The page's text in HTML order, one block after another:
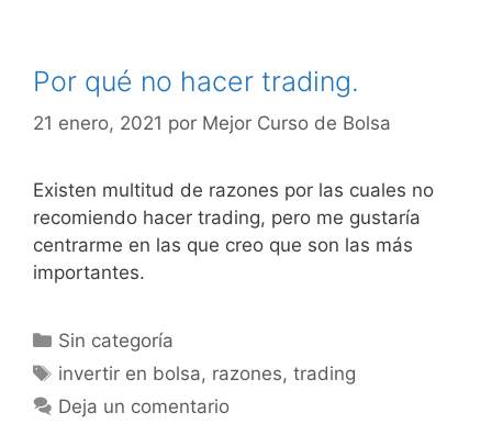
Por qué no hacer trading.
21 enero, 2021 por Mejor Curso de Bolsa
Existen multitud de razones por las cuales no
recomiendo hacer trading, pero me gustaría
centrarme en las que creo que son las más
importantes.
Categorías
Sin categoría
Etiquetas
invertir en bolsa, razones,trading
Deja un comentario